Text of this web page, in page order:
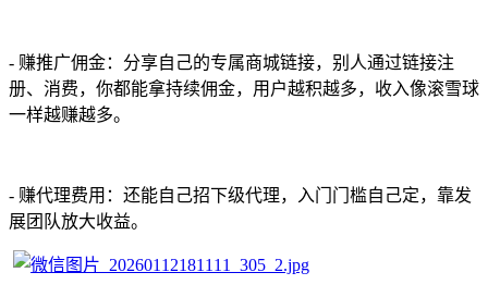
- 赚推广佣金：分享自己的专属商城链接，别人通过链接注
册、消费，你都能拿持续佣金，用户越积越多，收入像滚雪球
一样越赚越多。
- 赚代理费用：还能自己招下级代理，入门门槛自己定，靠发
展团队放大收益。